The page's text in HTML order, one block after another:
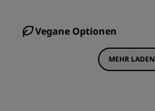
Vegane Optionen
MEHR LADEN